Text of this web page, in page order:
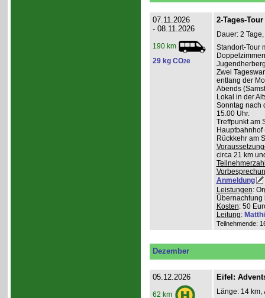
07.11.2026
- 08.11.2026
190 km
29 kg CO2e
2-Tages-
Dauer: 2
Standort-Tour
Zwei
entlang der
Abends
Lokal in der
Sonntag nach
15.00 Uhr.
Treffpunkt am
Hauptbahnhof
Rückkehr am
circa 21 km
Anmeldung
Leistungen:
Übernachtung
Kosten: 50
Leitung:
Teilnehmende:
Dezember
05.12.2026
62 km
Eifel:
Länge: 14 km,